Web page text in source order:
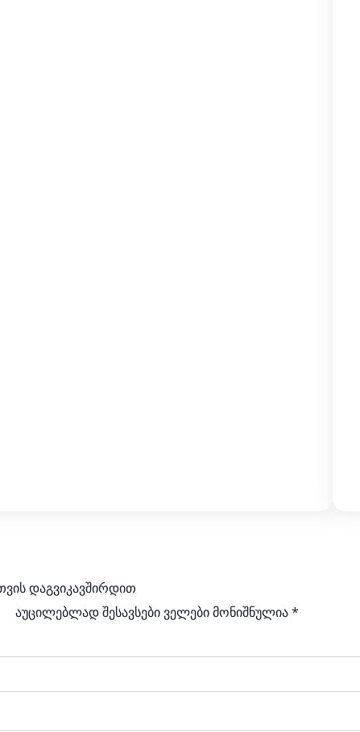
დაგვიკავშირდით
აუცილებლად შესავსები ველები მონიშნულია *